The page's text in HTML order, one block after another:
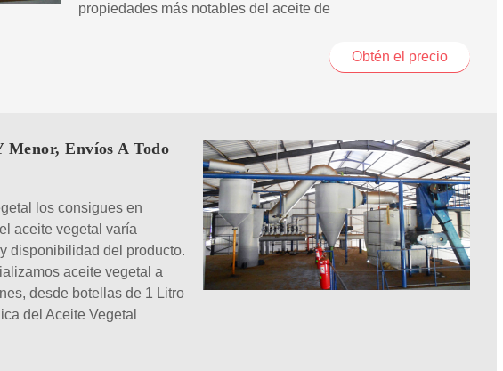
propiedades más notables del aceite de
Obtén el precio
Menor, Envíos A Todo
los consigues en
aceite vegetal varía
disponibilidad del producto.
aceite vegetal a
desde botellas de 1 Litro
del Aceite Vegetal